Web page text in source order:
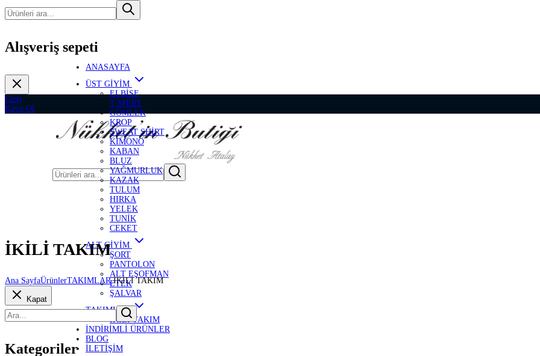
Alışveriş sepeti
Giriş
Kayıt Ol
ANASAYFA
ÜST GİYİM
ELBİSE
T-SHİRT
GÖMLEK
KROP
SWEAT SHİRT
KİMONO
KABAN
BLUZ
YAĞMURLUK
KAZAK
TULUM
HIRKA
YELEK
TUNİK
CEKET
ALT GİYİM
ŞORT
PANTOLON
ALT EŞOFMAN
ETEK
ŞALVAR
TAKIMLAR
İKİLİ TAKIM
İNDİRİMLİ ÜRÜNLER
BLOG
İLETİŞİM
İKİLİ TAKIM
Ana SayfaÜrünlerTAKIMLARİKİLİ TAKIM
Kapat
Kategoriler